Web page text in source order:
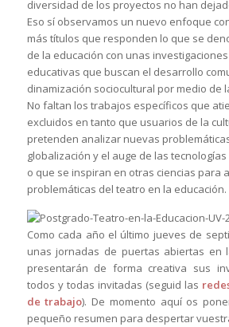
diversidad de los proyectos no han
Eso sí observamos un nuevo enfoque
más títulos que responden lo que se
de la educación con unas
educativas que buscan el desarrollo
dinamización sociocultural por medio de
No faltan los trabajos específicos que
excluidos en tanto que usuarios de la
pretenden analizar nuevas
globalización y el auge de las
o que se inspiran en otras ciencias para
problemáticas del teatro en la educación.
Como cada año el último jueves de
unas jornadas de puertas abiertas en
presentarán de forma creativa sus
todos y todas invitadas (seguid las
de trabajo). De momento aquí os
pequeño resumen para despertar